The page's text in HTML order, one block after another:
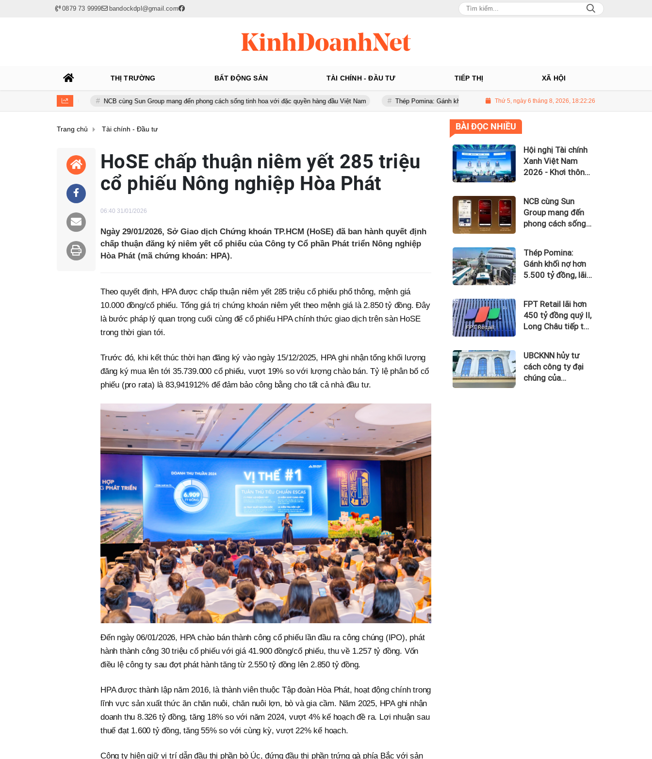
0879 73 9999 bandockdpl@gmail.com
THỊ TRƯỜNG BẤT ĐỘNG SẢN TÀI CHÍNH - ĐẦU TƯ TIẾP THỊ XÃ HỘI
NCB cùng Sun Group mang đến phong cách sống tinh hoa với đặc quyền hàng đầu Việt Nam Thép Pomina: Gánh khối nợ hơn 5.500 tỷ đồng, lãi vay nuốt trọn lợi nhuận UBCKNN hủy tư
Thứ 5, ngày 6 tháng 8, 2026, 18:22:28
Trang chủ Tài chính - Đầu tư
HoSE chấp thuận niêm yết 285 triệu
cổ phiếu Nông nghiệp Hòa Phát
06:40 31/01/2026
Ngày 29/01/2026, Sở Giao dịch Chứng khoán TP.HCM (HoSE) đã ban hành quyết định
chấp thuận đăng ký niêm yết cổ phiếu của Công ty Cổ phần Phát triển Nông nghiệp
Hòa Phát (mã chứng khoán: HPA).
Theo quyết định, HPA được chấp thuận niêm yết 285 triệu cổ phiếu phổ thông, mệnh giá
10.000 đồng/cổ phiếu. Tổng giá trị chứng khoán niêm yết theo mệnh giá là 2.850 tỷ đồng. Đây
là bước pháp lý quan trọng cuối cùng để cổ phiếu HPA chính thức giao dịch trên sàn HoSE
trong thời gian tới.
Trước đó, khi kết thúc thời hạn đăng ký vào ngày 15/12/2025, HPA ghi nhận tổng khối lượng
đăng ký mua lên tới 35.739.000 cổ phiếu, vượt 19% so với lượng chào bán. Tỷ lệ phân bổ cổ
phiếu (pro rata) là 83,941912% để đảm bảo công bằng cho tất cả nhà đầu tư.
Đến ngày 06/01/2026, HPA chào bán thành công cổ phiếu lần đầu ra công chúng (IPO), phát
hành thành công 30 triệu cổ phiếu với giá 41.900 đồng/cổ phiếu, thu về 1.257 tỷ đồng. Vốn
điều lệ công ty sau đợt phát hành tăng từ 2.550 tỷ đồng lên 2.850 tỷ đồng.
HPA được thành lập năm 2016, là thành viên thuộc Tập đoàn Hòa Phát, hoạt động chính trong
lĩnh vực sản xuất thức ăn chăn nuôi, chăn nuôi lợn, bò và gia cầm. Năm 2025, HPA ghi nhận
doanh thu 8.326 tỷ đồng, tăng 18% so với năm 2024, vượt 4% kế hoạch đề ra. Lợi nhuận sau
thuế đạt 1.600 tỷ đồng, tăng 55% so với cùng kỳ, vượt 22% kế hoạch.
Công ty hiện giữ vị trí dẫn đầu thị phần bò Úc, đứng đầu thị phần trứng gà phía Bắc với sản
BÀI ĐỌC NHIỀU
Hội nghị Tài chính
Xanh Việt Nam
2026 - Khơi thông
NCB cùng Sun
Group mang đến
phong cách sống
Việt Nam
Thép Pomina:
Gánh khối nợ hơn
5.500 tỷ đồng, lãi
FPT Retail lãi hơn
450 tỷ đồng quý II,
Long Châu tiếp tục
UBCKNN hủy tư
cách công ty đại
chúng của